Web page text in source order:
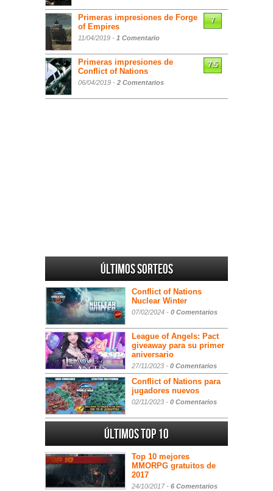
Primeras impresiones de Forge
of Empires
11/04/2019 - 1 Comentario
7
Primeras impresiones de
Conflict of Nations
06/04/2019 - 2 Comentarios
7.5
Últimos sorteos
Conflict of Nations
Nuclear Winter
07/02/2024 - 0 Comentarios
League of Angels: Pact
giveaway para su primer
aniversario
27/11/2023 - 0 Comentarios
Conflict of Nations para
jugadores nuevos
02/11/2023 - 0 Comentarios
Últimos Top 10
Top 10 mejores
MMORPG gratuitos de
2017
24/10/2017 - 6 Comentarios